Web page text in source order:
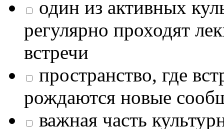
один из активных
регулярно проходят
встречи
пространство, где
рождаются новые
важная часть